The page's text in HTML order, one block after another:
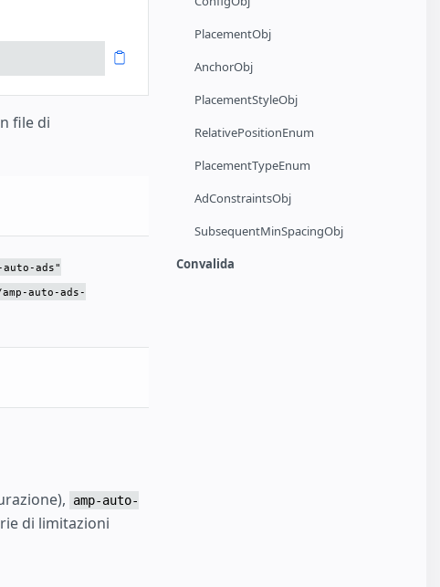
PlacementObj
AnchorObj
PlacementStyleObj
RelativePositionEnum
PlacementTypeEnum
AdConstraintsObj
SubsequentMinSpacingObj
Convalida
file di
auto-ads"
auto-ads-
amp-auto-
di limitazioni